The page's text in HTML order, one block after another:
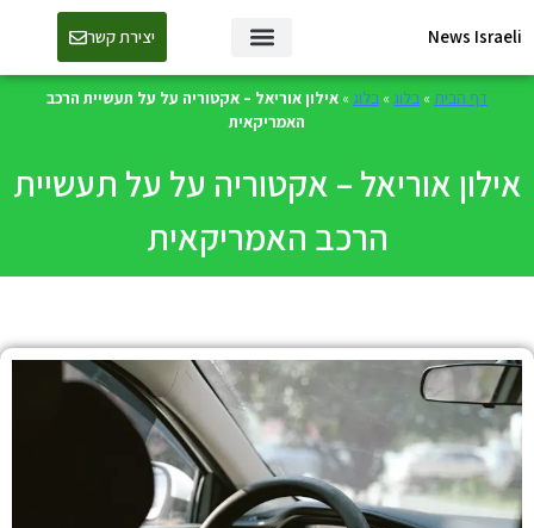
News Israeli יצירת קשר
דף הבית » בלוג » בלוג » אילון אוריאל – אקטוריה על על תעשיית הרכב
האמריקאית
אילון אוריאל – אקטוריה על על תעשיית
הרכב האמריקאית